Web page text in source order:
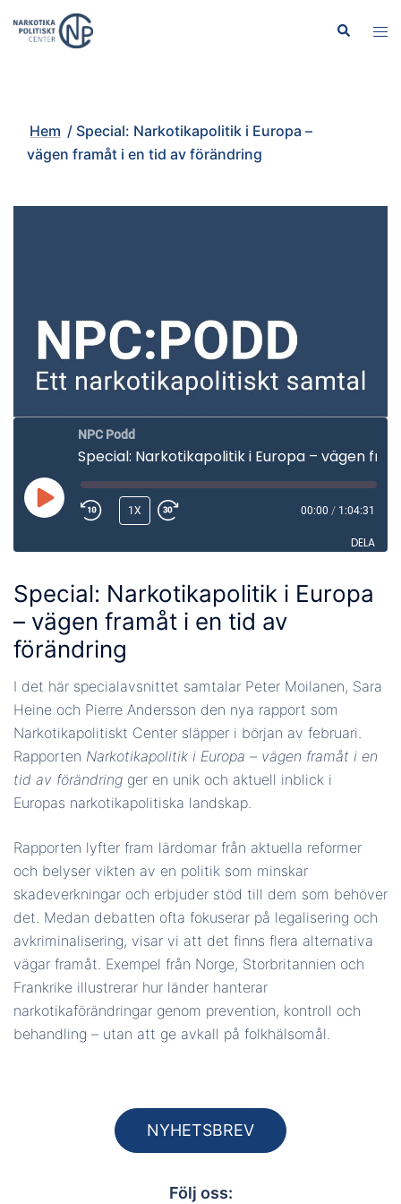
Sök
Slå
Hem / Special: Narkotikapolitik i Europa –
vägen framåt i en tid av förändring
NPC Podd
SPELA
AVSNITT
1X 00:00 / 1:04:31
DELA
DELA
LÄNK
BÄDDA IN
Special: Narkotikapolitik i Europa
– vägen framåt i en tid av
förändring
I det här specialavsnittet samtalar Peter Moilanen, Sara
Heine och Pierre Andersson den nya rapport som
Narkotikapolitiskt Center släpper i början av februari.
Rapporten Narkotikapolitik i Europa – vägen framåt i en
tid av förändring ger en unik och aktuell inblick i
Europas narkotikapolitiska landskap.
Rapporten lyfter fram lärdomar från aktuella reformer
och belyser vikten av en politik som minskar
skadeverkningar och erbjuder stöd till dem som behöver
det. Medan debatten ofta fokuserar på legalisering och
avkriminalisering, visar vi att det finns flera alternativa
vägar framåt. Exempel från Norge, Storbritannien och
Frankrike illustrerar hur länder hanterar
narkotikaförändringar genom prevention, kontroll och
behandling – utan att ge avkall på folkhälsomål.
NYHETSBREV
Följ oss: